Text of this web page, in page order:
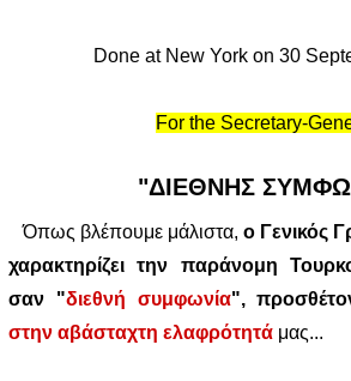
Done at New York on 30
For the Secretary-
"ΔΙΕΘΝΗΣ
Όπως βλέπουμε μάλιστα, ο Γενικός
χαρακτηρίζει την παράνομη
σαν "διεθνή συμφωνία",
στην αβάσταχτη ελαφρότητά μας...